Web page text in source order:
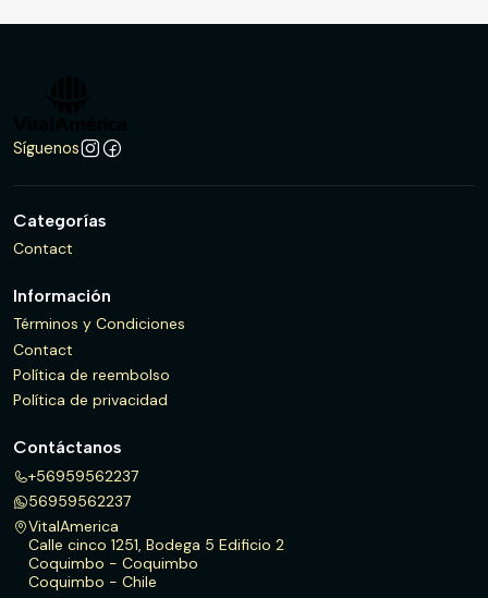
Síguenos
Categorías
Contact
Información
Términos y Condiciones
Contact
Política de reembolso
Política de privacidad
Contáctanos
+56959562237
56959562237
VitalAmerica
Calle cinco 1251, Bodega 5 Edificio 2
Coquimbo - Coquimbo
Coquimbo - Chile